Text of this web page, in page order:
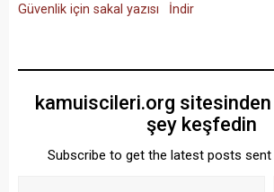
Güvenlik için sakal yazısı İndir
kamuiscileri.org
şey keşfedin
Subscribe to get the latest posts sent